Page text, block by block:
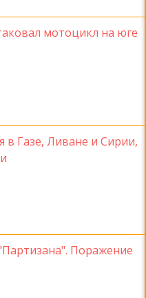
мотоцикл на юге
в Газе, Ливане и Сирии,
Поражение